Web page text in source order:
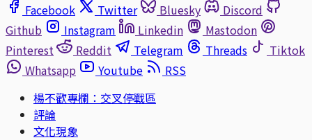
Facebook
Twitter Bluesky
Discord
Github
Instagram Linkedin
Mastodon
Pinterest
Reddit Telegram Threads
Tiktok
Whatsapp
Youtube
RSS
楊不歡專欄：交叉停戰區
評論
文化現象